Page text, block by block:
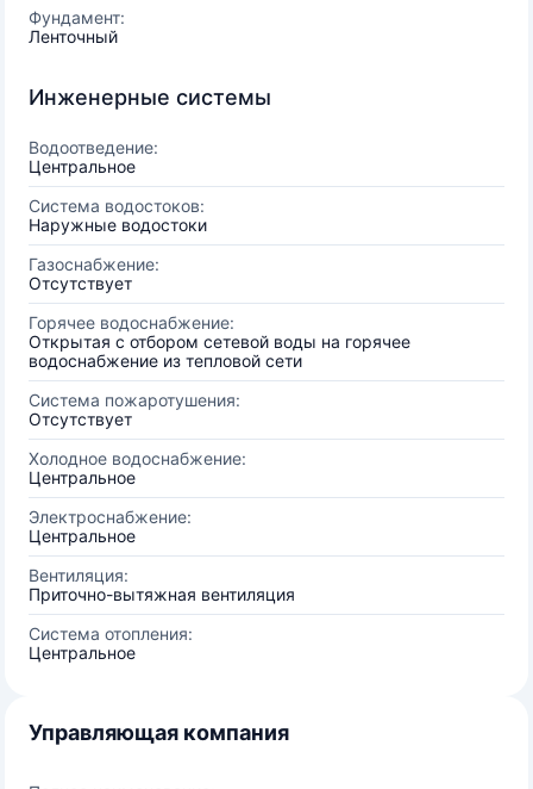
Фундамент:
Ленточный
Инженерные системы
Водоотведение:
Центральное
Система водостоков:
Наружные водостоки
Газоснабжение:
Отсутствует
Горячее водоснабжение:
Открытая с отбором сетевой воды на горячее
водоснабжение из тепловой сети
Система пожаротушения:
Отсутствует
Холодное водоснабжение:
Центральное
Электроснабжение:
Центральное
Вентиляция:
Приточно-вытяжная вентиляция
Система отопления:
Центральное
Управляющая компания